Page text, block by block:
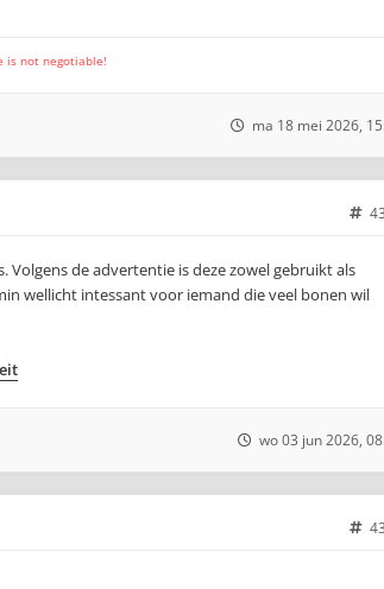
is not negotiable!
ma 18 mei 2026,
Volgens de advertentie is deze zowel gebruikt als
wellicht intessant voor iemand die veel bonen wil
wo 03 jun 2026,